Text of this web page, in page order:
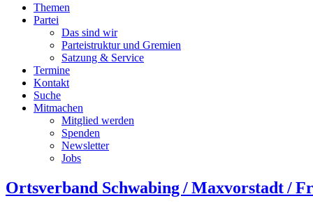
Themen
Partei
Das sind wir
Parteistruktur und Gremien
Satzung & Service
Termine
Kontakt
Suche
Mitmachen
Mitglied werden
Spenden
Newsletter
Jobs
Ortsverband Schwabing / Maxvorstadt ⁠/